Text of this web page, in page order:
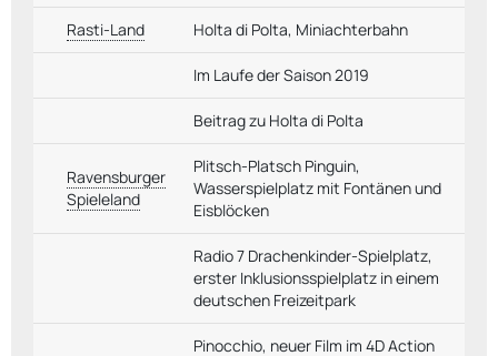
Rasti-Land Holta di Polta, Miniachterbahn
Im Laufe der Saison 2019
Beitrag zu Holta di Polta
Ravensburger
Spieleland
Plitsch-Platsch Pinguin,
Wasserspielplatz mit Fontänen und
Eisblöcken
Radio 7 Drachenkinder-Spielplatz,
erster Inklusionsspielplatz in einem
deutschen Freizeitpark
Pinocchio, neuer Film im 4D Action